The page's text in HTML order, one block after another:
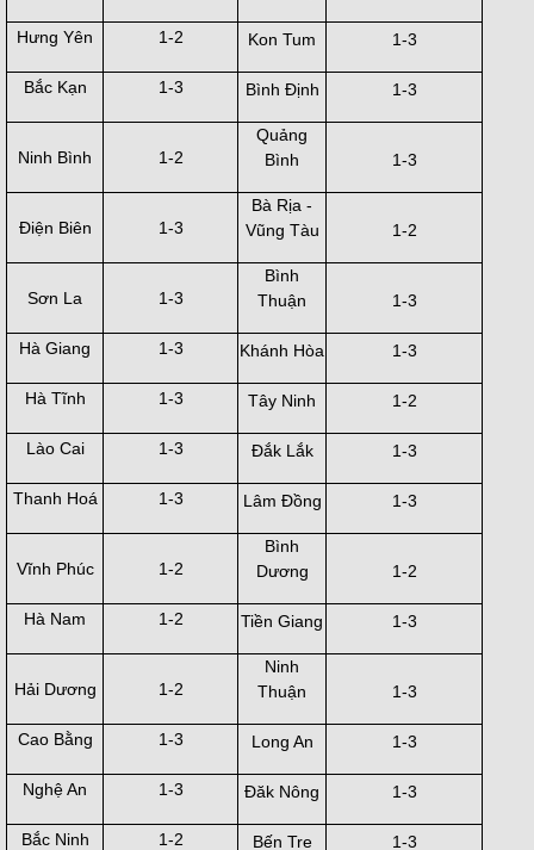
Hưng Yên 1-2 Kon Tum 1-3
Bắc Kạn 1-3 Bình Định 1-3
Ninh Bình 1-2
Quảng
Bình
1-3
Điện Biên 1-3
Bà Rịa -
Vũng Tàu
1-2
Sơn La 1-3
Bình
Thuận
1-3
Hà Giang 1-3 Khánh Hòa 1-3
Hà Tĩnh 1-3 Tây Ninh 1-2
Lào Cai 1-3 Đắk Lắk 1-3
Thanh Hoá 1-3 Lâm Đồng 1-3
Vĩnh Phúc 1-2
Bình
Dương
1-2
Hà Nam 1-2 Tiền Giang 1-3
Hải Dương 1-2
Ninh
Thuận
1-3
Cao Bằng 1-3 Long An 1-3
Nghệ An 1-3 Đăk Nông 1-3
Bắc Ninh 1-2 Bến Tre 1-3